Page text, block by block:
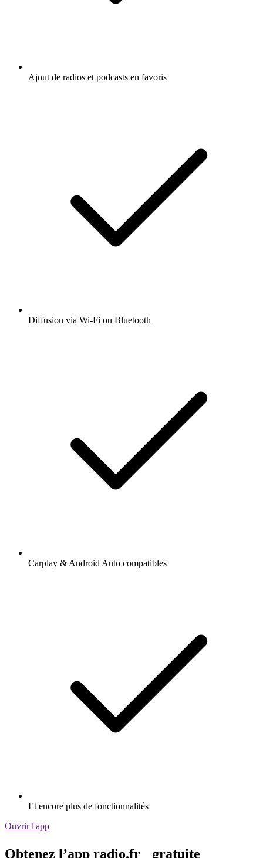
Ajout de radios et podcasts en favoris
Diffusion via Wi-Fi ou Bluetooth
Carplay & Android Auto compatibles
Et encore plus de fonctionnalités
Ouvrir l'app
Obtenez l’app radio.fr gratuite